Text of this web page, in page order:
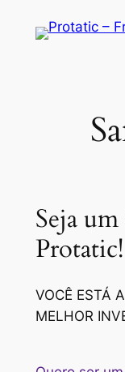
Seja
Protatic!
VOCÊ ESTÁ
MELHOR